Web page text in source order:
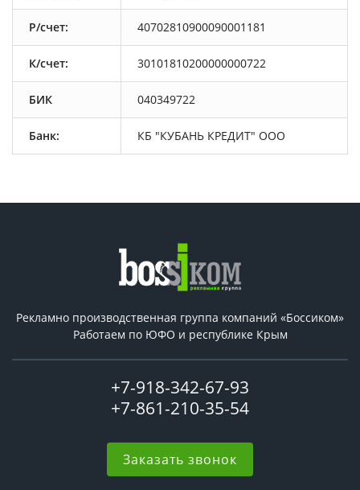
Р/счет: 40702810900090001181
К/счет: 30101810200000000722
БИК 040349722
Банк: КБ "КУБАНЬ КРЕДИТ" ООО
Рекламно производственная группа компаний «Боссиком»
Работаем по ЮФО и республике Крым
+7-918-342-67-93
+7-861-210-35-54
Заказать звонок